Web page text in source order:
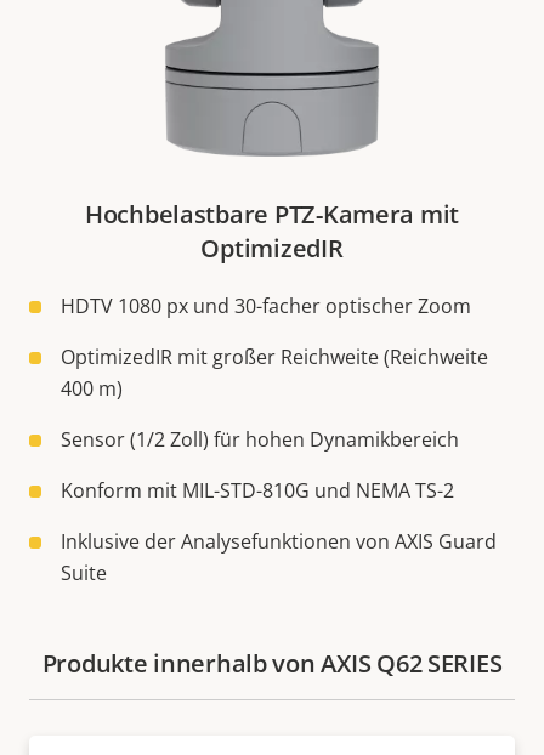
Hochbelastbare PTZ-Kamera mit
OptimizedIR
HDTV 1080 px und 30-facher optischer Zoom
OptimizedIR mit großer Reichweite (Reichweite
400 m)
Sensor (1/2 Zoll) für hohen Dynamikbereich
Konform mit MIL-STD-810G und NEMA TS-2
Inklusive der Analysefunktionen von AXIS Guard
Suite
Produkte innerhalb von AXIS Q62 SERIES